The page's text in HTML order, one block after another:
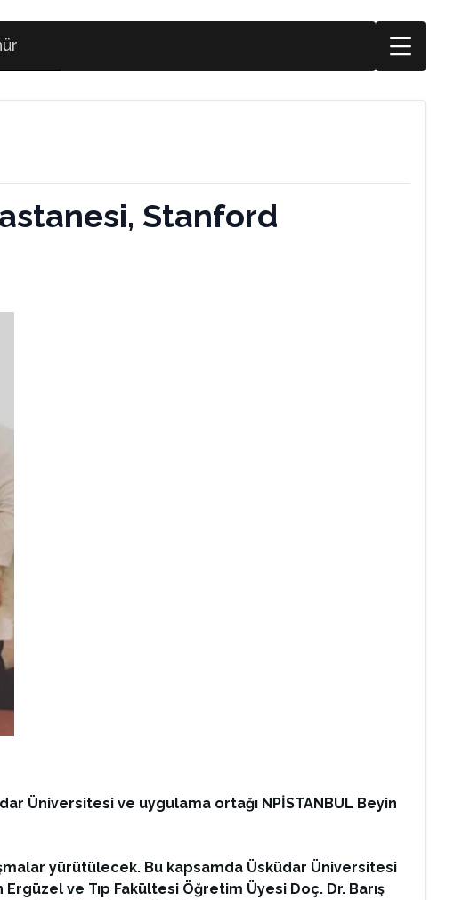
Stanford
Üniversitesi ve uygulama ortağı NPİSTANBUL Beyin
yürütülecek. Bu kapsamda Üsküdar Üniversitesi
ve Tıp Fakültesi Öğretim Üyesi Doç. Dr. Barış